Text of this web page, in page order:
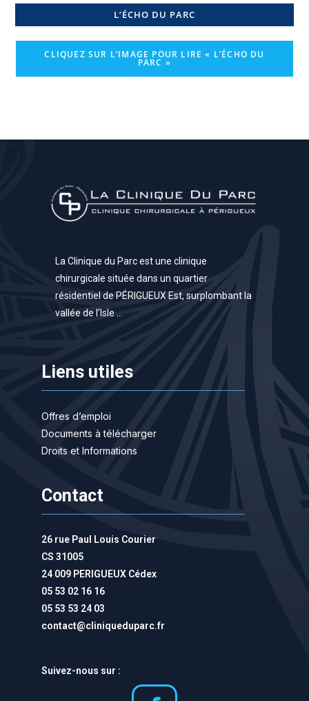
L’ÉCHO DU PARC
CLIQUEZ SUR L’IMAGE POUR LIRE « L’ÉCHO DU
PARC »
La Clinique du Parc est une clinique
chirurgicale située dans un quartier
résidentiel de PÉRIGUEUX Est, surplombant la
vallée de l’Isle …
Liens utiles
Offres d’emploi
Documents à télécharger
Droits et Informations
Contact
26 rue Paul Louis Courier
CS 31005
24 009 PERIGUEUX Cédex
05 53 02 16 16
05 53 53 24 03
contact@cliniqueduparc.fr
Suivez-nous sur :